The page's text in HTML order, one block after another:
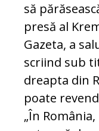
să
presă al
Gazeta, a
scriind sub
dreapta din
poate
„În